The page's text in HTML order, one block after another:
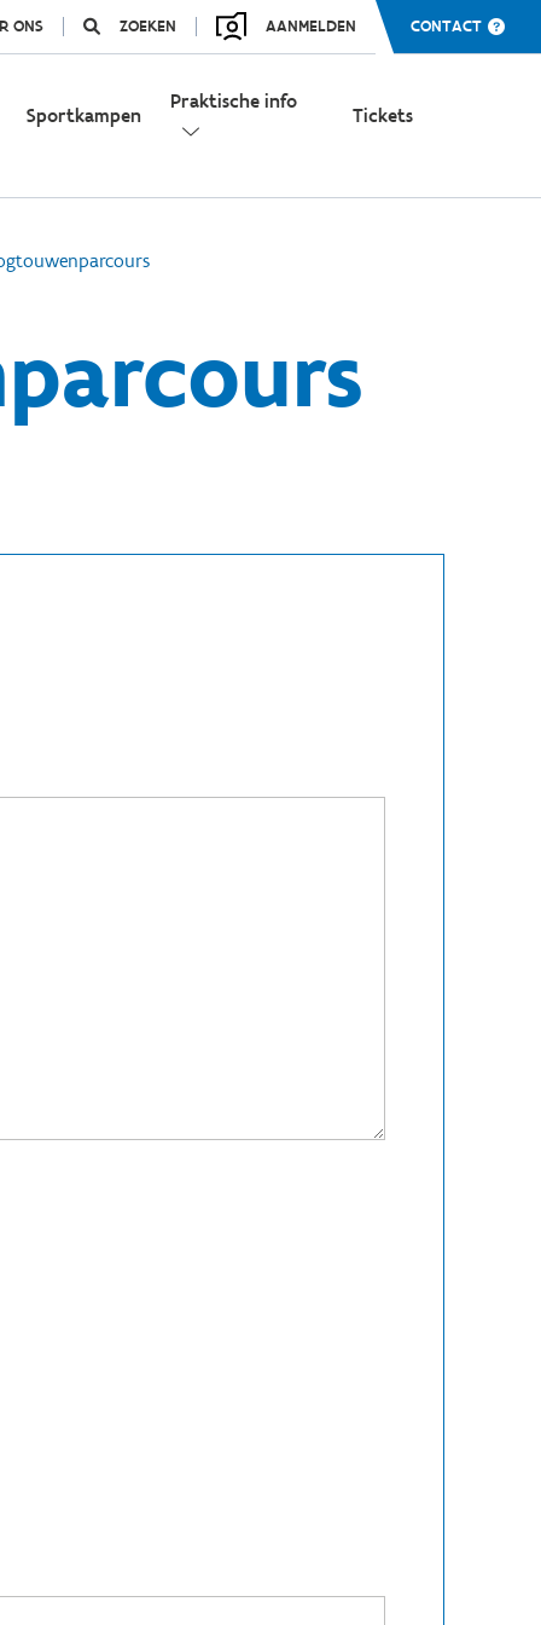
ONS ZOEKEN AANMELDEN CONTACT
Sportkampen
Praktische info
Tickets